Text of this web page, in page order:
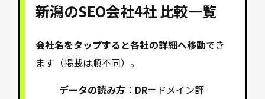
新潟のSEO会社4社 比較一覧
会社名をタップすると各社の詳細へ移動でき
ます（掲載は順不同）。
データの読み方 ： DR＝ドメイン評